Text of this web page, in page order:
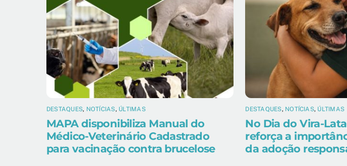
DESTAQUES, NOTÍCIAS, ÚLTIMAS
MAPA disponibiliza Manual do
Médico-Veterinário Cadastrado
para vacinação contra brucelose
DESTAQUES, NOTÍCIAS, ÚLTIMAS
No Dia do Vira-
reforça a
da adoção